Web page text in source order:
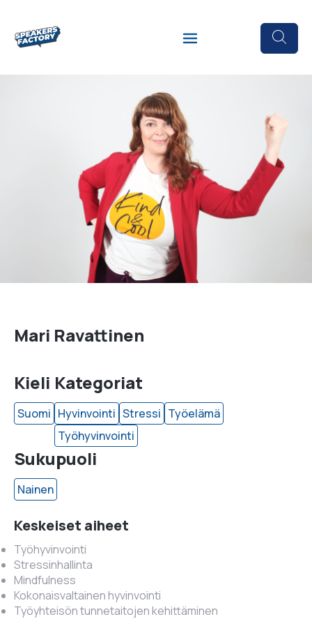
Mari Ravattinen
Kieli
Suomi
Kategoriat
Hyvinvointi Stressi Työelämä
Työhyvinvointi
Sukupuoli
Nainen
Keskeiset aiheet
Työhyvinvointi
Stressinhallinta
Mindfulness
Kokonaisvaltainen hyvinvointi
Työyhteisön tunnetaitojen kehittäminen